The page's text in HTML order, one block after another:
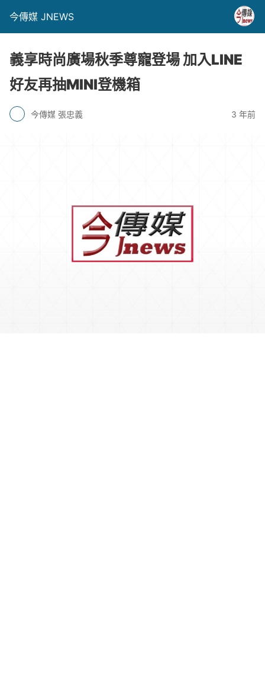
今傳媒 JNEWS
義享時尚廣場秋季尊寵登場 加入LINE
好友再抽MINI登機箱
今傳媒 張忠義 3 年前